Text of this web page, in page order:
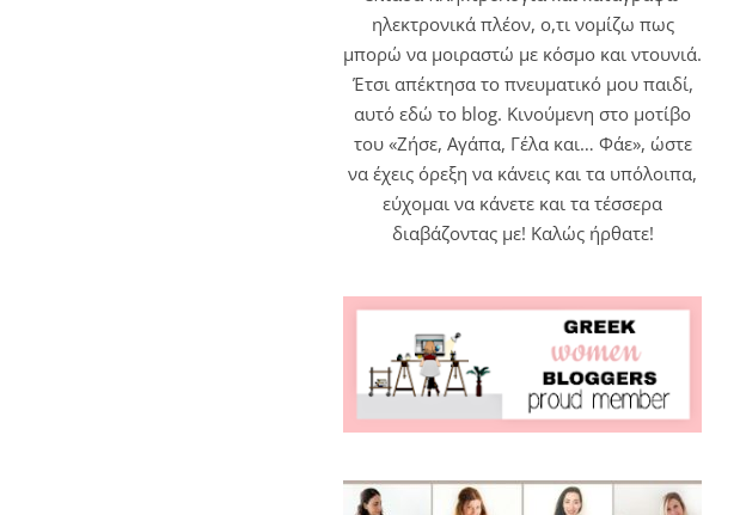
ηλεκτρονικά πλέον, ο,τι νομίζω πως
μπορώ να μοιραστώ με κόσμο και ντουνιά.
Έτσι απέκτησα το πνευματικό μου παιδί,
αυτό εδώ το blog. Κινούμενη στο μοτίβο
του «Ζήσε, Αγάπα, Γέλα και… Φάε», ώστε
να έχεις όρεξη να κάνεις και τα υπόλοιπα,
εύχομαι να κάνετε και τα τέσσερα
διαβάζοντας με! Καλώς ήρθατε!